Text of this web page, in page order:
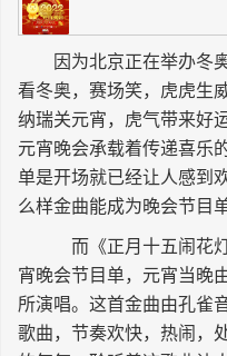
因为北京正在举办冬
看冬奥，赛场笑，虎虎生
纳瑞关元宵，虎气带来好
元宵晚会承载着传递喜乐
单是开场就已经让人感到
么样金曲能成为晚会节目
而《正月十五闹花
宵晚会节目单，元宵当晚
所演唱。这首金曲由孔雀
歌曲，节奏欢快，热闹，